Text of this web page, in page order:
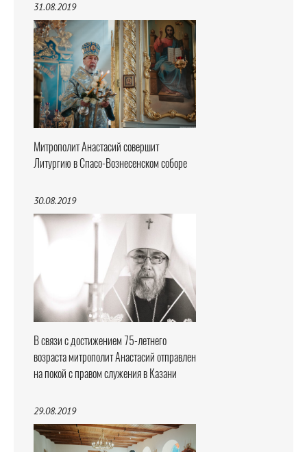
31.08.2019
Митрополит Анастасий совершит
Литургию в Спасо-Вознесенском соборе
30.08.2019
В связи с достижением 75-летнего
возраста митрополит Анастасий отправлен
на покой с правом служения в Казани
29.08.2019